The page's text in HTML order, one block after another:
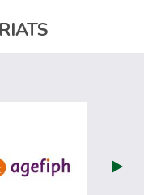
de Ministère du travail
visiter les